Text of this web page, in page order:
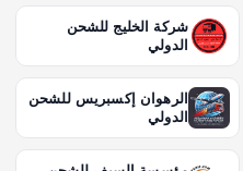
شركة الخليج للشحن
الدولي
الرهوان إكسبريس للشحن
الدولي